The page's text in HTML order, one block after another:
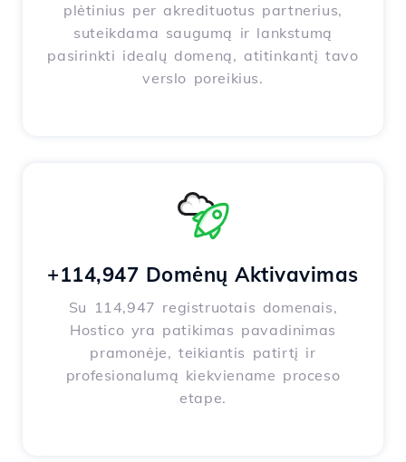
plėtinius per akredituotus partnerius,
suteikdama saugumą ir lankstumą
pasirinkti idealų domeną, atitinkantį tavo
verslo poreikius.
+114,947 Domėnų Aktivavimas
Su 114,947 registruotais domenais,
Hostico yra patikimas pavadinimas
pramonėje, teikiantis patirtį ir
profesionalumą kiekviename proceso
etape.